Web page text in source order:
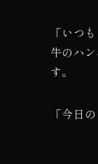
「いつ
牛のハ
す。
「今日